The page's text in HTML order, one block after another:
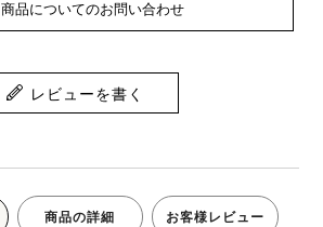
商品についてのお問い合わせ
レビューを書く
商品の詳細 お客様レビュー